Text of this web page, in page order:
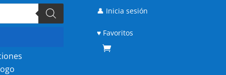
👤 Inicia sesión
♥ Favoritos